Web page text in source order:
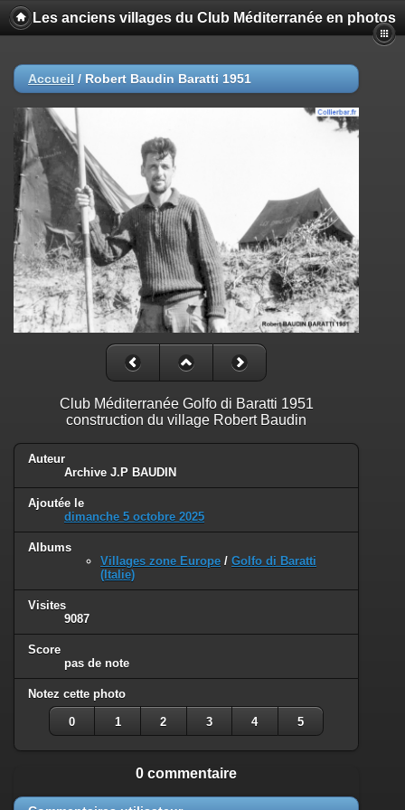
Les anciens villages du Club Méditerranée en photos
Accueil / Robert Baudin Baratti 1951
Club Méditerranée Golfo di Baratti 1951
construction du village Robert Baudin
Auteur
Archive J.P BAUDIN
Ajoutée le
dimanche 5 octobre 2025
Albums
Villages zone Europe / Golfo di Baratti
(Italie)
Visites
9087
Score
pas de note
Notez cette photo
0 1 2 3 4 5
0 commentaire